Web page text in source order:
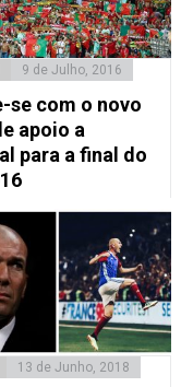
9 de Julho, 2016
se com o novo
apoio a
para a final do
13 de Junho, 2018